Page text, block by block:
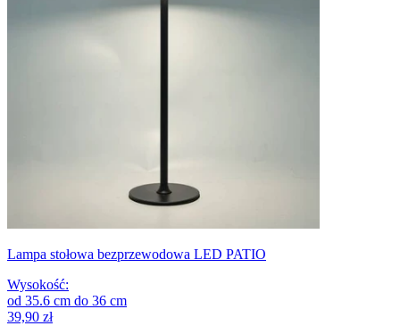
Lampa stołowa bezprzewodowa LED PATIO
Wysokość:
od 35.6 cm do 36 cm
39,90 zł